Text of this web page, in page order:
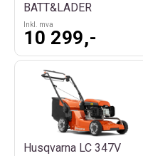
BATT&LADER
Inkl. mva
10 299,-
Husqvarna LC 347V